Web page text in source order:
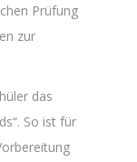
Prüfung
zur
das
So ist für